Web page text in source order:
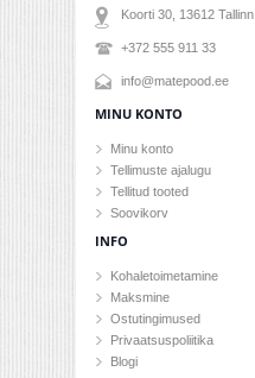
Koorti 30, 13612 Tallinn
+372 555 911 33
info@matepood.ee
MINU KONTO
Minu konto
Tellimuste ajalugu
Tellitud tooted
Soovikorv
INFO
Kohaletoimetamine
Maksmine
Ostutingimused
Privaatsuspoliitika
Blogi